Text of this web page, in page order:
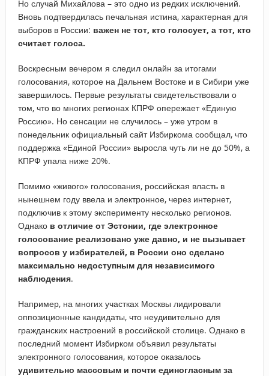
Но случай Михайлова – это одно из редких исключений.
Вновь подтвердилась печальная истина, характерная для
выборов в России: важен не тот, кто голосует, а тот, кто
считает голоса.
Воскресным вечером я следил онлайн за итогами
голосования, которое на Дальнем Востоке и в Сибири уже
завершилось. Первые результаты свидетельствовали о
том, что во многих регионах КПРФ опережает «Единую
Россию». Но сенсации не случилось – уже утром в
понедельник официальный сайт Избиркома сообщал, что
поддержка «Единой России» выросла чуть ли не до 50%, а
КПРФ упала ниже 20%.
Помимо «живого» голосования, российская власть в
нынешнем году ввела и электронное, через интернет,
подключив к этому эксперименту несколько регионов.
Однако в отличие от Эстонии, где электронное
голосование реализовано уже давно, и не вызывает
вопросов у избирателей, в России оно сделано
максимально недоступным для независимого
наблюдения.
Например, на многих участках Москвы лидировали
оппозиционные кандидаты, что неудивительно для
гражданских настроений в российской столице. Однако в
последний момент Избирком объявил результаты
электронного голосования, которое оказалось
удивительно массовым и почти единогласным за